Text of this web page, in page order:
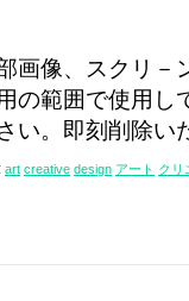
画像、スクリ－
の範囲で使用し
い。即刻削除い
art creative design アート クリ